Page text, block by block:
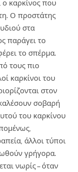
ο καρκίνος που
Ο προστάτης
στα
παράγει το
το σπέρμα.
τους πιο
καρκίνοι του
στον
σοβαρή
του καρκίνου
άλλοι τύποι
γρήγορα.
νωρίς – όταν